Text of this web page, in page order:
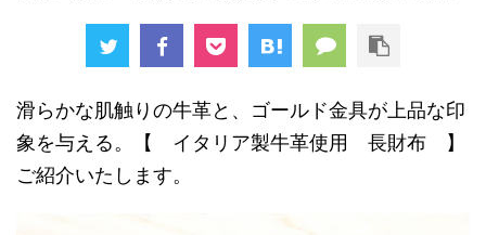
滑らかな肌触りの牛革と、ゴールド金具が上品な印
象を与える。【 イタリア製牛革使用 長財布 】
ご紹介いたします。